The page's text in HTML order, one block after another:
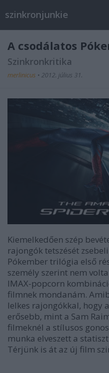
szinkronjunkie
A csodálatos
Szinkronkritika
merlinicus • 2012. július 31.
Kiemelkedően szép
rajongók tetszését
Pókember trilógia első
személy szerint nem
IMAX-popcorn
filmnek mondanám.
lelkes rajongókkal, hogy
erősebb, mint a Sam
filmeknél a stílusos
munka elveszett a
Térjünk is át az új film